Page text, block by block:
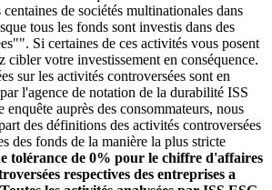
de sociétés multinationales dans
tous les fonds sont investis dans des
Si certaines de ces activités vous posent
cibler votre investissement en conséquence.
sur les activités controversées sont en
l'agence de notation de la durabilité ISS
enquête auprès des consommateurs, nous
des définitions des activités controversées
des fonds de la manière la plus stricte
tolérance de 0% pour le chiffre d'affaires
respectives des entreprises a